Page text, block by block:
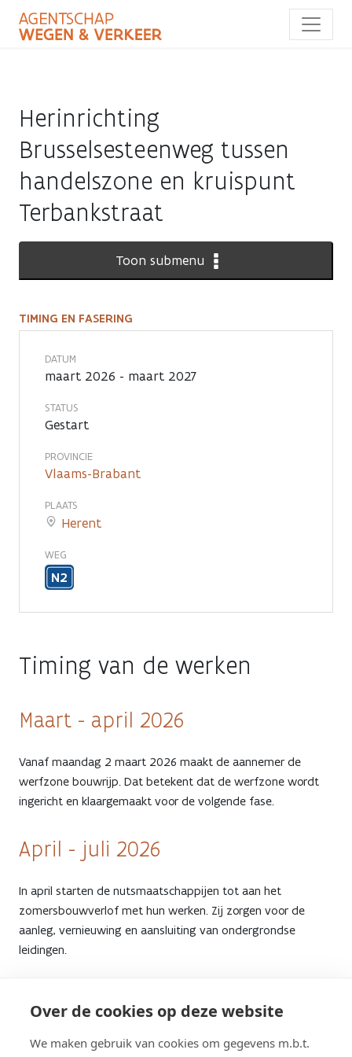
Over de cookies op deze website
We maken gebruik van cookies om gegevens m.b.t.
naar
Herinrichting
Brusselsesteenweg tussen
handelszone en kruispunt
Terbankstraat
Toon submenu
Timing
fasering
TIMING EN FASERING
DATUM
maart 2026 - maart 2027
STATUS
Gestart
PROVINCIE
Vlaams-Brabant
PLAATS
Herent
WEG
N2
Timing van de werken
Maart - april 2026
Vanaf maandag 2 maart 2026 maakt de aannemer de
werfzone bouwrijp. Dat betekent dat de werfzone wordt
ingericht en klaargemaakt voor de volgende fase.
April - juli 2026
In april starten de nutsmaatschappijen tot aan het
zomersbouwverlof met hun werken. Zij zorgen voor de
aanleg, vernieuwing en aansluiting van ondergrondse
leidingen.
Na het zomers bouwverlof starten de eigenlijke